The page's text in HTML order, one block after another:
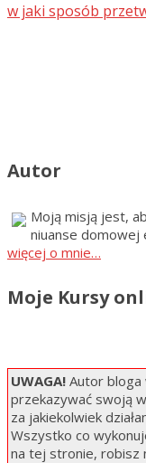
w jaki sposób
Autor
Moją misją jest,
niuanse domowej
więcej o mnie…
Moje Kursy
UWAGA! Autor bloga
przekazywać swoją
za jakiekolwiek
Wszystko co
na tej stronie, robisz